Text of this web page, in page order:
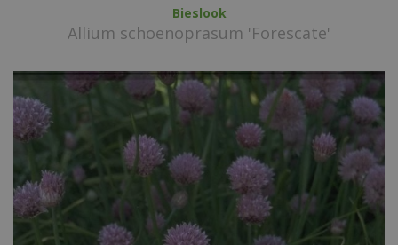
Bieslook
Allium schoenoprasum 'Forescate'